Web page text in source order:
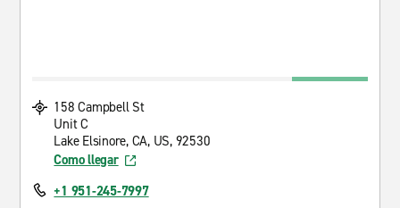
158 Campbell St
Unit C
Lake Elsinore, CA, US, 92530
Como llegar
+1 951-245-7997